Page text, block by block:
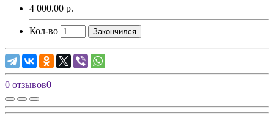
4 000.00 р.
Кол-во Закончился
0 отзывов0